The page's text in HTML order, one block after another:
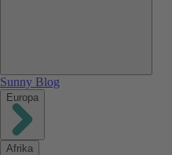
Sunny Blog
Europa
Afrika